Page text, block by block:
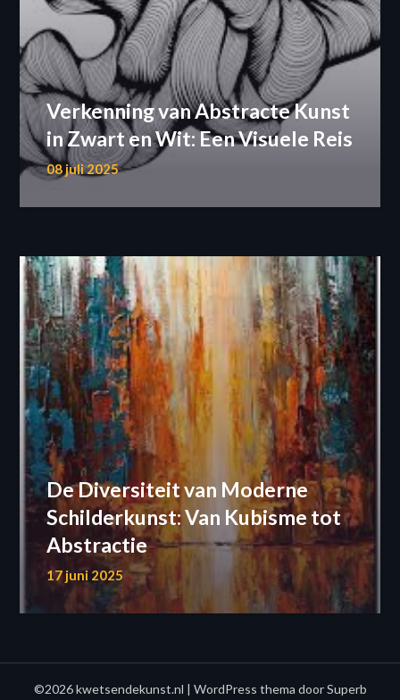
Verkenning van Abstracte Kunst
in Zwart en Wit: Een Visuele Reis
08 juli 2025
De Diversiteit van Moderne
Schilderkunst: Van Kubisme tot
Abstractie
17 juni 2025
©2026 kwetsendekunst.nl | WordPress thema doorSuperb